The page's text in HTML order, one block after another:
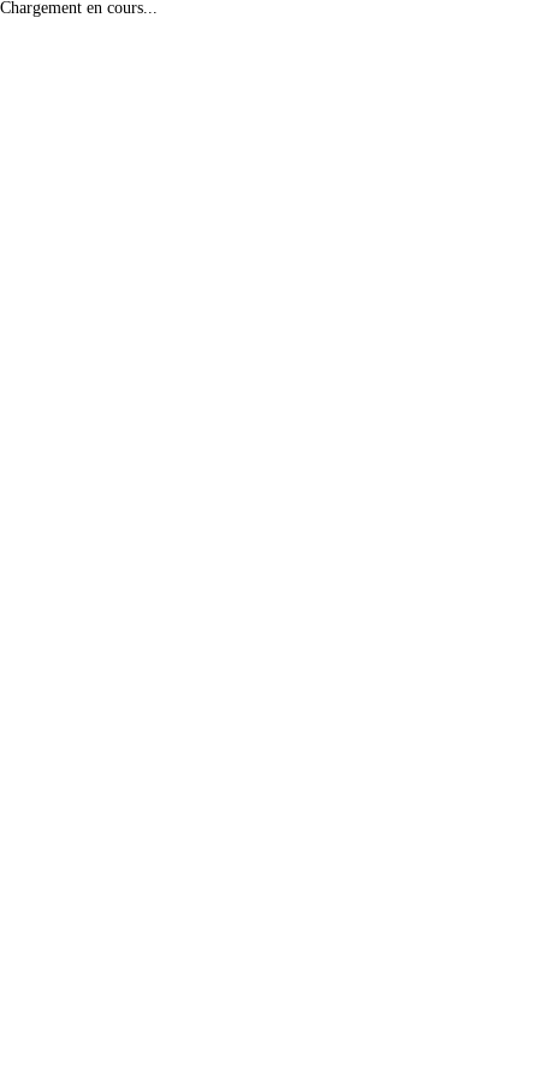
Chargement en cours...